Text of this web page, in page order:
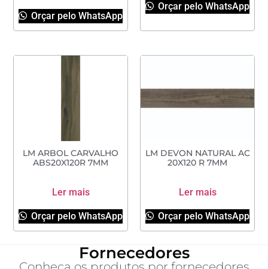
Orçar pelo WhatsApp
Orçar pelo WhatsApp
LM ARBOL CARVALHO
ABS20X120R 7MM
Ler mais
Orçar pelo WhatsApp
LM DEVON NATURAL AC
20X120 R 7MM
Ler mais
Orçar pelo WhatsApp
Fornecedores